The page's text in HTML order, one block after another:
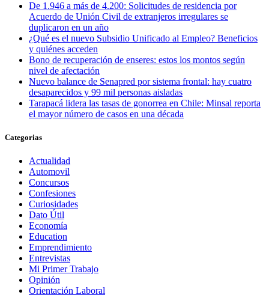
De 1.946 a más de 4.200: Solicitudes de residencia por
Acuerdo de Unión Civil de extranjeros irregulares se
duplicaron en un año
¿Qué es el nuevo Subsidio Unificado al Empleo? Beneficios
y quiénes acceden
Bono de recuperación de enseres: estos los montos según
nivel de afectación
Nuevo balance de Senapred por sistema frontal: hay cuatro
desaparecidos y 99 mil personas aisladas
Tarapacá lidera las tasas de gonorrea en Chile: Minsal reporta
el mayor número de casos en una década
Categorias
Actualidad
Automovil
Concursos
Confesiones
Curiosidades
Dato Útil
Economía
Education
Emprendimiento
Entrevistas
Mi Primer Trabajo
Opinión
Orientación Laboral